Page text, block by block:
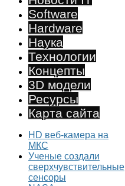
Software
Hardware
Наука
Технологии
Концепты
3D модели
Ресурсы
Карта сайта
HD веб-камера на
МКС
Ученые создали
сверхчувствительные
сенсоры